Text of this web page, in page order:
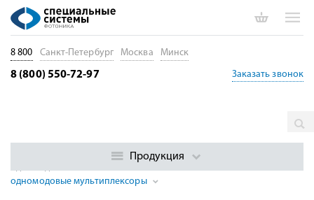
Волоконно-оптические WDM компоненты и модули
одномодовые мультиплексоры
8 800 Санкт-Петербург Москва Минск
8 (800) 550-72-97 Заказать звонок
Продукция